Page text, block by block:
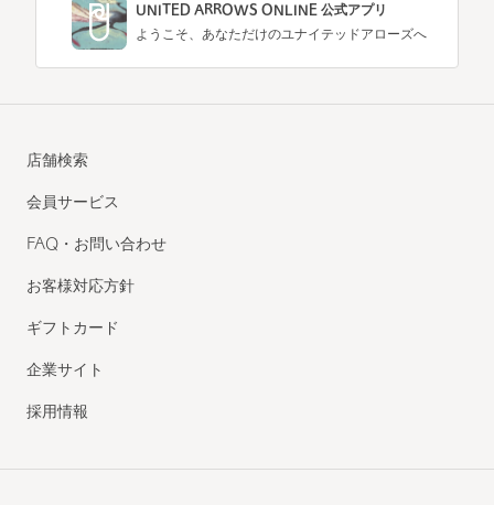
UNITED ARROWS ONLINE 公式アプリ
ようこそ、あなただけのユナイテッドアローズへ
店舗検索
会員サービス
FAQ・お問い合わせ
お客様対応方針
ギフトカード
企業サイト
採用情報